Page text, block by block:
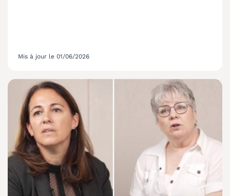
Mis à jour le 01/06/2026